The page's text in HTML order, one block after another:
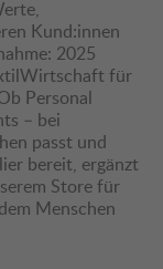
Kund:innen
2025
für
Personal
– bei
passt und
bereit, ergänzt
Store für
Menschen